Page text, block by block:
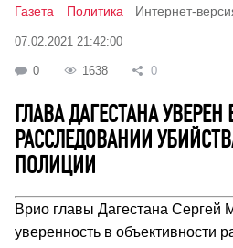
Газета Политика Интернет-
07.02.2021 21:42:00
0 1638 0
ГЛАВА ДАГЕСТАНА
РАССЛЕДОВАНИИ
ПОЛИЦИИ
Врио главы Дагестана Сергей
уверенность в объективности